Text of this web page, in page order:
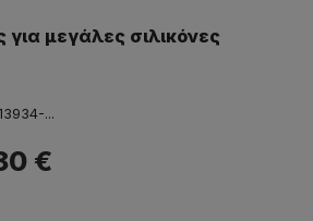
μεγάλες σιλικόνες
...
€